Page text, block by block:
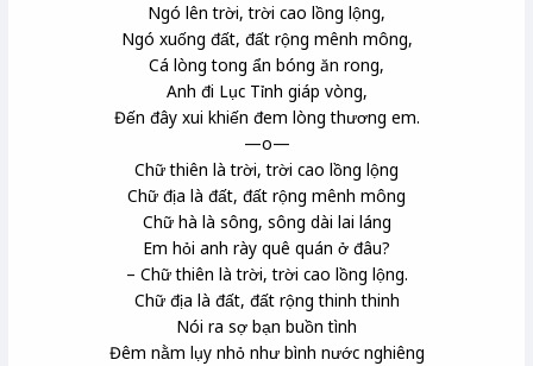
Ngó lên trời, trời cao lồng lộng,
Ngó xuống đất, đất rộng mênh mông,
Cá lòng tong ẩn bóng ăn rong,
Anh đi Lục Tỉnh giáp vòng,
Đến đây xui khiến đem lòng thương em.
—o—
Chữ thiên là trời, trời cao lồng lộng
Chữ địa là đất, đất rộng mênh mông
Chữ hà là sông, sông dài lai láng
Em hỏi anh rày quê quán ở đâu?
– Chữ thiên là trời, trời cao lồng lộng.
Chữ địa là đất, đất rộng thinh thinh
Nói ra sợ bạn buồn tình
Đêm nằm lụy nhỏ như bình nước nghiêng